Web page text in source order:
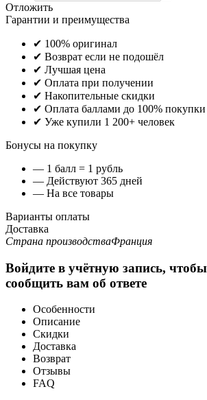
Отложить
Гарантии и преимущества
✔ 100% оригинал
✔ Возврат если не подошёл
✔ Лучшая цена
✔ Оплата при получении
✔ Накопительные скидки
✔ Оплата баллами до 100% покупки
✔ Уже купили 1 200+ человек
Бонусы на покупку
— 1 балл = 1 рубль
— Действуют 365 дней
— На все товары
Варианты оплаты
Доставка
Страна производстваФранция
Войдите в учётную запись,
сообщить вам об ответе
Особенности
Описание
Скидки
Доставка
Возврат
Отзывы
FAQ